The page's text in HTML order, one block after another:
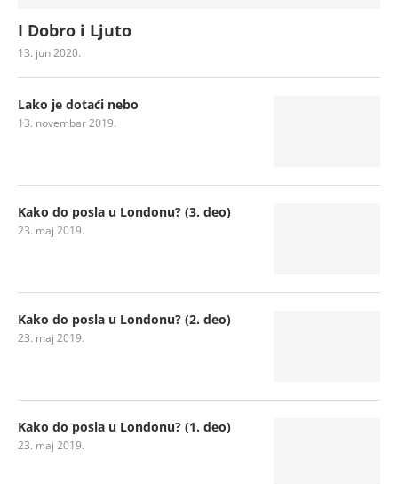
I Dobro i Ljuto
13. jun 2020.
Lako je dotaći nebo
13. novembar 2019.
Kako do posla u Londonu? (3. deo)
23. maj 2019.
Kako do posla u Londonu? (2. deo)
23. maj 2019.
Kako do posla u Londonu? (1. deo)
23. maj 2019.